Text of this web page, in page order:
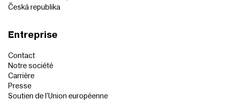
Česká republika
Entreprise
Contact
Notre société
Carrière
Presse
Soutien de l'Union européenne